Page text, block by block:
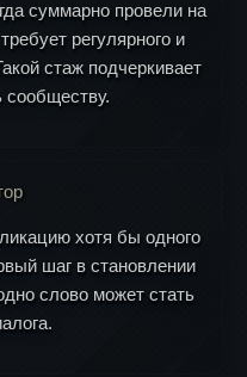
суммарно провели на
регулярного и
стаж подчеркивает
сообществу.
хотя бы одного
шаг в становлении
слово может стать